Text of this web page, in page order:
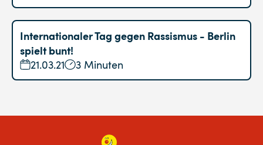
Internationaler Tag gegen Rassismus - Berlin
spielt bunt!
21.03.21 3 Minuten